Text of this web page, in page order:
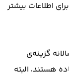
اطلاعات بیشتر
گزینه‌ی
هستند، البته